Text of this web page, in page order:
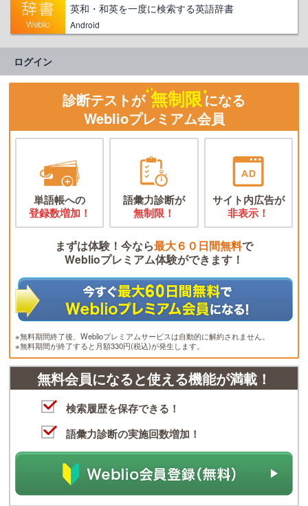
英和・和英を一度に検索する英語辞書
Android
ログイン
診断テストが 無制限になる
Weblioプレミアム会員
単語帳への
登録数増加！
語彙力診断が
無制限！
サイト内広告が
非表示！
まずは体験！今なら最大６０日間無料で
Weblioプレミアム体験ができます！
※無料期間終了後、Weblioプレミアムサービスは自動的に解約されません。
※無料期間が終了すると月額330円(税込)が発生します。
無料会員になると使える機能が満載！
検索履歴を保存できる！
語彙力診断の実施回数増加！